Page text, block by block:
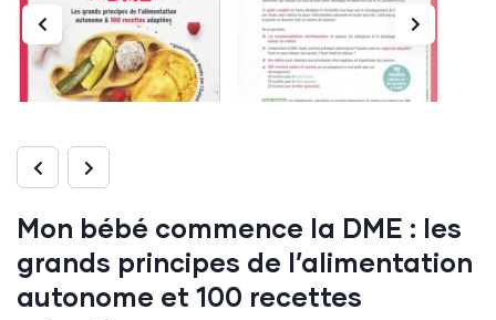
Mon bébé commence la DME : les
grands principes de l’alimentation
autonome et 100 recettes